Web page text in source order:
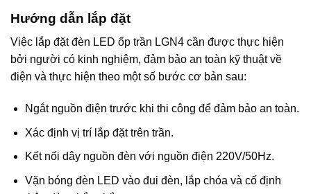
Hướng dẫn lắp đặt
Việc lắp đặt đèn LED ốp trần LGN4 cần được thực hiện
bởi người có kinh nghiệm, đảm bảo an toàn kỹ thuật về
điện và thực hiện theo một số bước cơ bản sau:
Ngắt nguồn điện trước khi thi công để đảm bảo an toàn.
Xác định vị trí lắp đặt trên trần.
Kết nối dây nguồn đèn với nguồn điện 220V/50Hz.
Vặn bóng đèn LED vào đui đèn, lắp chóa và cố định